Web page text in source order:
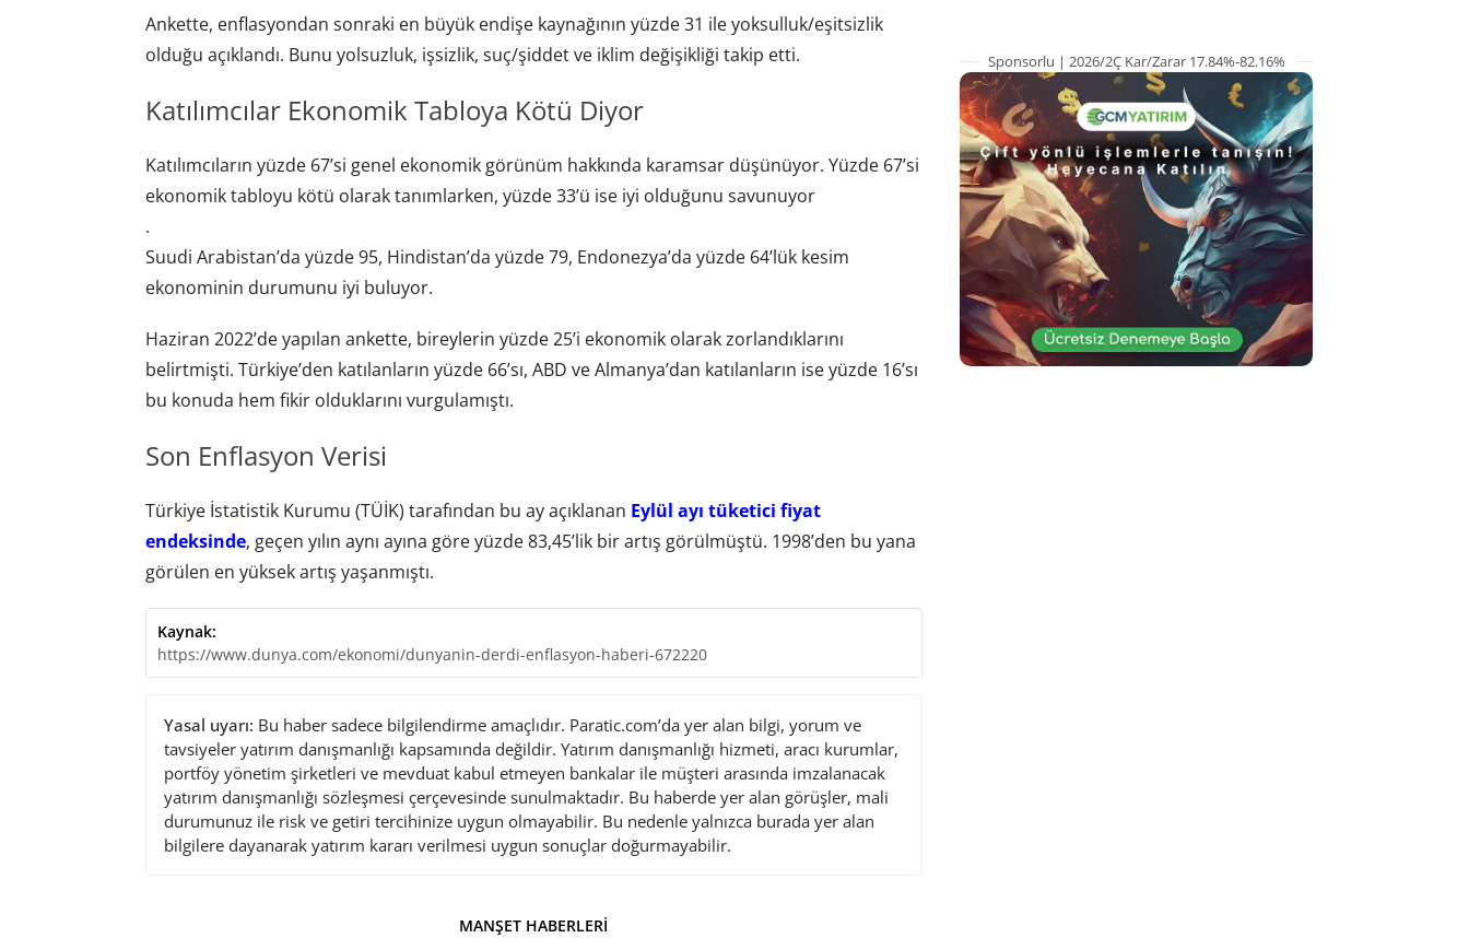
Ankette, enflasyondan sonraki en büyük endişe kaynağının yüzde 31 ile yoksulluk/eşitsizlik
olduğu açıklandı. Bunu yolsuzluk, işsizlik, suç/şiddet ve iklim değişikliği takip etti.
Katılımcılar Ekonomik Tabloya Kötü Diyor
Katılımcıların yüzde 67’si genel ekonomik görünüm hakkında karamsar düşünüyor. Yüzde 67’si
ekonomik tabloyu kötü olarak tanımlarken, yüzde 33’ü ise iyi olduğunu savunuyor
.
Suudi Arabistan’da yüzde 95, Hindistan’da yüzde 79, Endonezya’da yüzde 64’lük kesim
ekonominin durumunu iyi buluyor.
Haziran 2022’de yapılan ankette, bireylerin yüzde 25’i ekonomik olarak zorlandıklarını
belirtmişti. Türkiye’den katılanların yüzde 66’sı, ABD ve Almanya’dan katılanların ise yüzde 16’sı
bu konuda hem fikir olduklarını vurgulamıştı.
Son Enflasyon Verisi
Türkiye İstatistik Kurumu (TÜİK) tarafından bu ay açıklanan Eylül ayı tüketici fiyat
endeksinde, geçen yılın aynı ayına göre yüzde 83,45’lik bir artış görülmüştü. 1998’den bu yana
görülen en yüksek artış yaşanmıştı.
Kaynak:
https://www.dunya.com/ekonomi/dunyanin-derdi-enflasyon-haberi-672220
Yasal uyarı: Bu haber sadece bilgilendirme amaçlıdır. Paratic.com’da yer alan bilgi, yorum ve
tavsiyeler yatırım danışmanlığı kapsamında değildir. Yatırım danışmanlığı hizmeti, aracı kurumlar,
portföy yönetim şirketleri ve mevduat kabul etmeyen bankalar ile müşteri arasında imzalanacak
yatırım danışmanlığı sözleşmesi çerçevesinde sunulmaktadır. Bu haberde yer alan görüşler, mali
durumunuz ile risk ve getiri tercihinize uygun olmayabilir. Bu nedenle yalnızca burada yer alan
bilgilere dayanarak yatırım kararı verilmesi uygun sonuçlar doğurmayabilir.
MANŞET HABERLERI
Sponsorlu | 2026/2Ç Kar/Zarar 17.84%-82.16%